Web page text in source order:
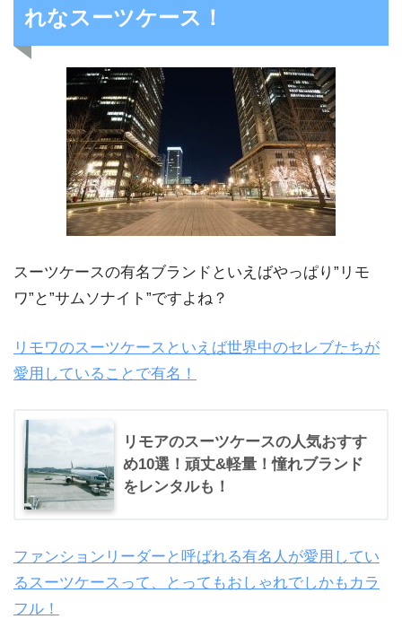
れなスーツケース！
スーツケースの有名ブランドといえばやっぱり”リモ
ワ”と”サムソナイト”ですよね？
リモワのスーツケースといえば世界中のセレブたちが
愛用していることで有名！
リモアのスーツケースの人気おすす
め10選！頑丈&軽量！憧れブランド
をレンタルも！
ファンションリーダーと呼ばれる有名人が愛用してい
るスーツケースって、とってもおしゃれでしかもカラ
フル！